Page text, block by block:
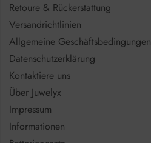
Retoure & Rückerstattung
Versandrichtlinien
Allgemeine Geschäftsbedingungen
Datenschutzerklärung
Kontaktiere uns
Über Juwelyx
Impressum
Informationen